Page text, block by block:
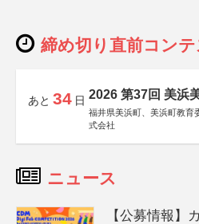
締め切り直前コンテ
あと 34 日 2026 第37回 美浜
福井県美浜町、美浜町教育
式会社
ニュース
【公募情報】